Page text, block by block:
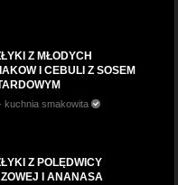
Z MŁODYCH
I CEBULI Z SOSEM
kuchnia smakowita
Z POLĘDWICY
I ANANASA